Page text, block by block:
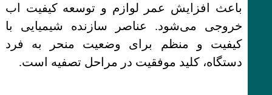
باعث افزایش عمر لوازم و توسعه کیفیت اب
خروجی می‌شود. عناصر سازنده شیمیایی با
کیفیت و منظم برای وضعیت منحر به فرد
دستگاه، کلید موفقیت در مراحل تصفیه است.